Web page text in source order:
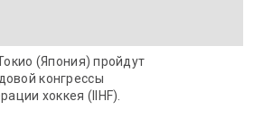
(Япония) пройдут
конгрессы
хоккея (IIHF).